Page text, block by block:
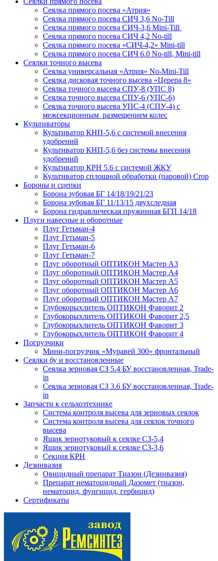
Сеялка прямого посева «Атрия»
Сеялка прямого посева СИЧ 3,6 No-Till
Сеялка прямого посева СИЧ-3,6 Mini-Till
Сеялка прямого посева СИЧ 4,2 No-till
Сеялка прямого посева «СИЧ-4,2» Mini-till
Сеялка прямого посева СИЧ 6.0 No-till, Mini-till
Сеялки точного высева
Сеялка универсальная «Атрия» No-Mini-Till
Сеялка дисковая точного высева «Церера 8»
Сеялка точного высева СПУ-8 (УПС 8)
Сеялка точного высева СПУ-6 (УПС-6)
Сеялка точного высева УПС-4 (СПУ-4) с
межсекционным размещением колес
Культиваторы
Культиватор КНП-5,6 с системой внесения
удобрений
Культиватор КНП-5,6 без системы внесения
удобрений
Культиватор КРН 5.6 с системой ЖКУ
Культиватор сплошной обработки (паровой) Crop
Бороны и сцепки
Борона зубовая БГ 14/18/19/21/23
Борона зубовая БГ 11/13/15 двухследная
Борона гидравлическая пружинная БГП 14/18
Плуги навесные и оборотные
Плуг Гетьман-4
Плуг Гетьман-5
Плуг Гетьман-6
Плуг Гетьман-7
Плуг оборотный ОПТИКОН Мастер А3
Плуг оборотный ОПТИКОН Мастер А4
Плуг оборотный ОПТИКОН Мастер А5
Плуг оборотный ОПТИКОН Мастер А6
Плуг оборотный ОПТИКОН Мастер А7
Глубокорыхлитель ОПТИКОН Фаворит 2
Глубокорыхлитель ОПТИКОН Фаворит 2,5
Глубокорыхлитель ОПТИКОН Фаворит 3
Глубокорыхлитель ОПТИКОН Фаворит 4
Погрузчики
Мини-погрузчик «Муравей 300» фронтальный
Сеялки бу и восстановленные
Сеялка зерновая СЗ 5.4 БУ восстановленная, Trade-
in
Сеялка зерновая СЗ 3.6 БУ восстановленная, Trade-
in
Запчасти к сельхозтехнике
Система контроля высева для зерновых сеялок
Система контроля высева для сеялок точного
высева
Ящик зернотуковый к сеялке СЗ-5,4
Ящик зернотуковый к сеялке СЗ-3,6
Секция КРН
Дезинвазия
Овицидный препарат Тиазон (Дезинвазия)
Препарат нематоцидный Дазомет (тиазон,
нематоцид, фунгицид, гербицид)
Сертификаты